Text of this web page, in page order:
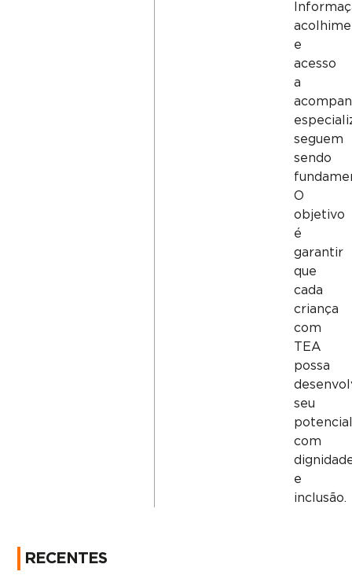
e
acesso
a
seguem
sendo
O
objetivo
é
garantir
que
cada
criança
com
TEA
possa
seu
potencial
com
e
inclusão.
RECENTES